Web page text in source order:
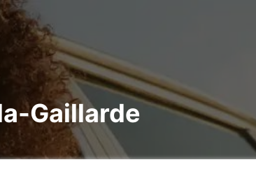
Gaillarde